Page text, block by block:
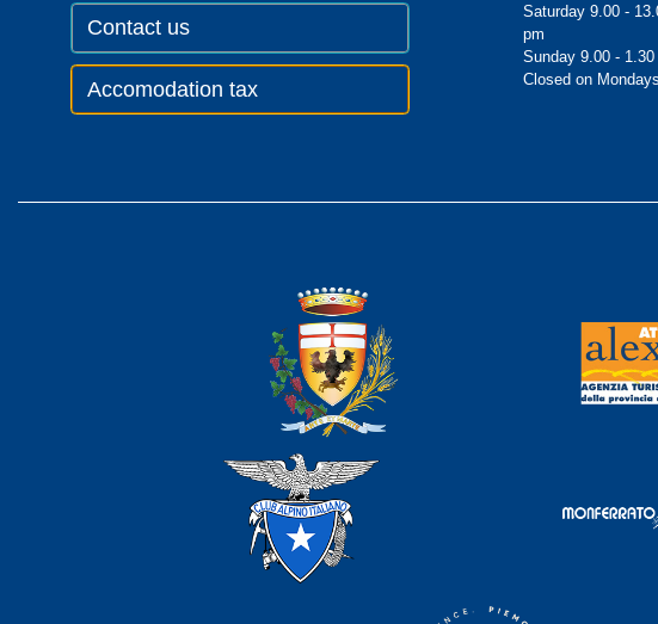
Contact us
Accomodation tax
Saturday 9.00 -
pm
Sunday 9.00 - 1.30
Closed on Mondays